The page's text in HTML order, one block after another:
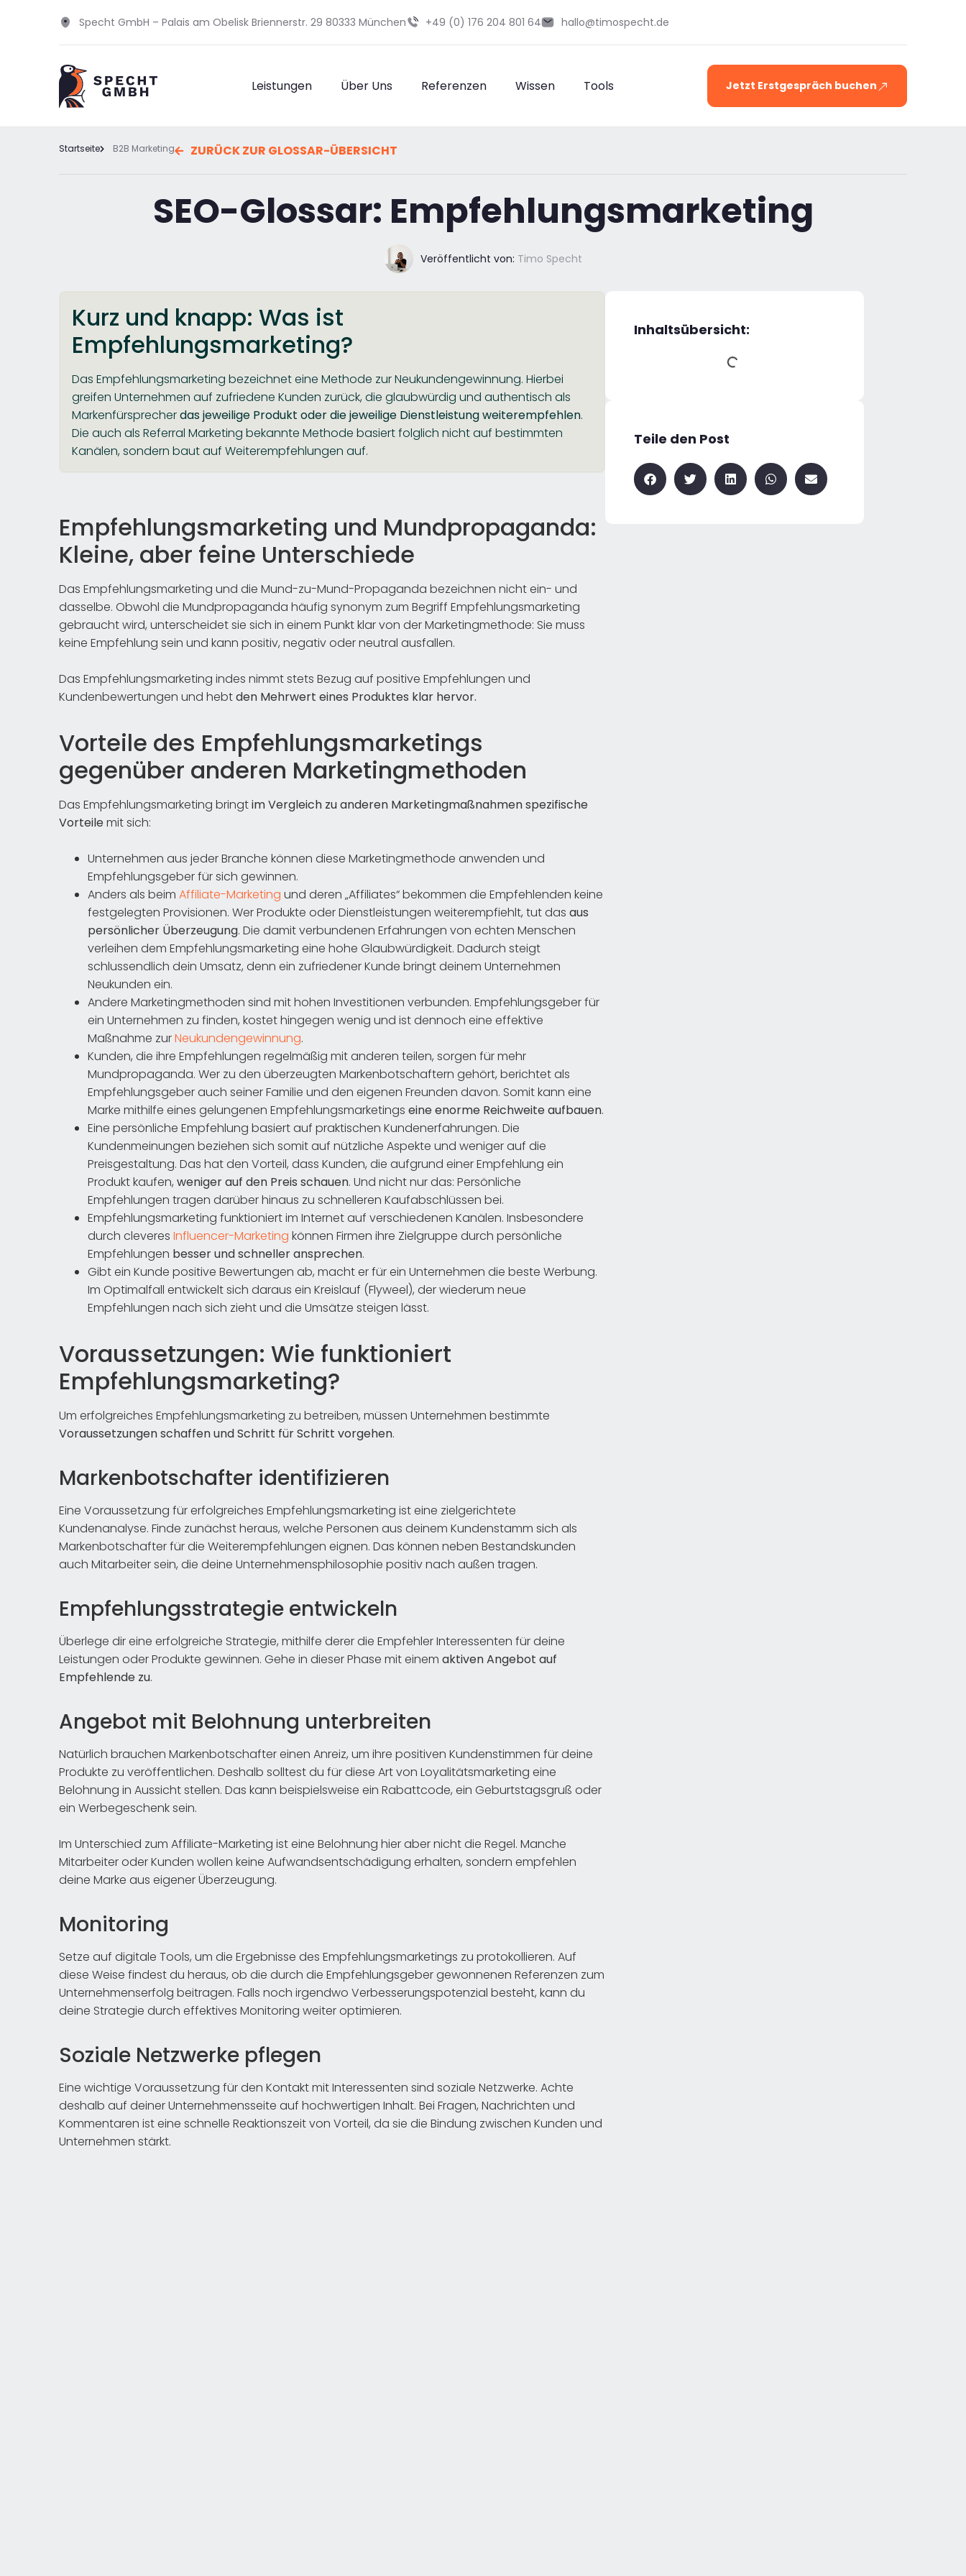
Specht GmbH – Palais am Obelisk Briennerstr. 29 80333 München +49 (0) 176 204 801 64 hallo@timospecht.de
Leistungen Über Uns Referenzen Wissen Tools Jetzt Erstgespräch buchen
Startseite B2B Marketing ZURÜCK ZUR GLOSSAR-ÜBERSICHT
SEO-Glossar: Empfehlungsmarketing
Veröffentlicht von: Timo Specht
Kurz und knapp: Was ist
Empfehlungsmarketing?
Das Empfehlungsmarketing bezeichnet eine Methode zur Neukundengewinnung. Hierbei
greifen Unternehmen auf zufriedene Kunden zurück, die glaubwürdig und authentisch als
Markenfürsprecherdas jeweilige Produkt oder die jeweilige Dienstleistung weiterempfehlen.
Die auch als Referral Marketing bekannte Methode basiert folglich nicht auf bestimmten
Kanälen, sondern baut auf Weiterempfehlungen auf.
Empfehlungsmarketing und Mundpropaganda:
Kleine, aber feine Unterschiede
Das Empfehlungsmarketing und die Mund-zu-Mund-Propaganda bezeichnen nicht ein- und
dasselbe. Obwohl die Mundpropaganda häufig synonym zum Begriff Empfehlungsmarketing
gebraucht wird, unterscheidet sie sich in einem Punkt klar von der Marketingmethode: Sie muss
keine Empfehlung sein und kann positiv, negativ oder neutral ausfallen.
Das Empfehlungsmarketing indes nimmt stets Bezug auf positive Empfehlungen und
Kundenbewertungen und hebtden Mehrwert eines Produktes klar hervor.
Vorteile des Empfehlungsmarketings
gegenüber anderen Marketingmethoden
Das Empfehlungsmarketing bringtim Vergleich zu anderen Marketingmaßnahmen spezifische
Vorteilemit sich:
Unternehmen aus jeder Branche können diese Marketingmethode anwenden und
Empfehlungsgeber für sich gewinnen.
Anders als beim Affiliate-Marketing und deren „Affiliates“ bekommen die Empfehlenden keine
festgelegten Provisionen. Wer Produkte oder Dienstleistungen weiterempfiehlt, tut das aus
persönlicher Überzeugung. Die damit verbundenen Erfahrungen von echten Menschen
verleihen dem Empfehlungsmarketing eine hohe Glaubwürdigkeit. Dadurch steigt
schlussendlich dein Umsatz, denn ein zufriedener Kunde bringt deinem Unternehmen
Neukunden ein.
Andere Marketingmethoden sind mit hohen Investitionen verbunden. Empfehlungsgeber für
ein Unternehmen zu finden, kostet hingegen wenig und ist dennoch eine effektive
Maßnahme zurNeukundengewinnung.
Kunden, die ihre Empfehlungen regelmäßig mit anderen teilen, sorgen für mehr
Mundpropaganda. Wer zu den überzeugten Markenbotschaftern gehört, berichtet als
Empfehlungsgeber auch seiner Familie und den eigenen Freunden davon. Somit kann eine
Marke mithilfe eines gelungenen Empfehlungsmarketings eine enorme Reichweite aufbauen.
Eine persönliche Empfehlung basiert auf praktischen Kundenerfahrungen. Die
Kundenmeinungen beziehen sich somit auf nützliche Aspekte und weniger auf die
Preisgestaltung. Das hat den Vorteil, dass Kunden, die aufgrund einer Empfehlung ein
Produkt kaufen, weniger auf den Preis schauen. Und nicht nur das: Persönliche
Empfehlungen tragen darüber hinaus zu schnelleren Kaufabschlüssen bei.
Empfehlungsmarketing funktioniert im Internet auf verschiedenen Kanälen. Insbesondere
durch cleveres Influencer-Marketing können Firmen ihre Zielgruppe durch persönliche
Empfehlungen besser und schneller ansprechen.
Gibt ein Kunde positive Bewertungen ab, macht er für ein Unternehmen die beste Werbung.
Im Optimalfall entwickelt sich daraus ein Kreislauf (Flyweel), der wiederum neue
Empfehlungen nach sich zieht und die Umsätze steigen lässt.
Voraussetzungen: Wie funktioniert
Empfehlungsmarketing?
Um erfolgreiches Empfehlungsmarketing zu betreiben, müssen Unternehmen bestimmte
Voraussetzungen schaffen und Schritt für Schritt vorgehen.
Markenbotschafter identifizieren
Eine Voraussetzung für erfolgreiches Empfehlungsmarketing ist eine zielgerichtete
Kundenanalyse. Finde zunächst heraus, welche Personen aus deinem Kundenstamm sich als
Markenbotschafter für die Weiterempfehlungen eignen. Das können neben Bestandskunden
auch Mitarbeiter sein, die deine Unternehmensphilosophie positiv nach außen tragen.
Empfehlungsstrategie entwickeln
Überlege dir eine erfolgreiche Strategie, mithilfe derer die Empfehler Interessenten für deine
Leistungen oder Produkte gewinnen. Gehe in dieser Phase mit einem aktiven Angebot auf
Empfehlende zu.
Angebot mit Belohnung unterbreiten
Natürlich brauchen Markenbotschafter einen Anreiz, um ihre positiven Kundenstimmen für deine
Produkte zu veröffentlichen. Deshalb solltest du für diese Art von Loyalitätsmarketing eine
Belohnung in Aussicht stellen. Das kann beispielsweise ein Rabattcode, ein Geburtstagsgruß oder
ein Werbegeschenk sein.
Im Unterschied zum Affiliate-Marketing ist eine Belohnung hier aber nicht die Regel. Manche
Mitarbeiter oder Kunden wollen keine Aufwandsentschädigung erhalten, sondern empfehlen
deine Marke aus eigener Überzeugung.
Monitoring
Setze auf digitale Tools, um die Ergebnisse des Empfehlungsmarketings zu protokollieren. Auf
diese Weise findest du heraus, ob die durch die Empfehlungsgeber gewonnenen Referenzen zum
Unternehmenserfolg beitragen. Falls noch irgendwo Verbesserungspotenzial besteht, kann du
deine Strategie durch effektives Monitoring weiter optimieren.
Soziale Netzwerke pflegen
Eine wichtige Voraussetzung für den Kontakt mit Interessenten sind soziale Netzwerke. Achte
deshalb auf deiner Unternehmensseite auf hochwertigen Inhalt. Bei Fragen, Nachrichten und
Kommentaren ist eine schnelle Reaktionszeit von Vorteil, da sie die Bindung zwischen Kunden und
Unternehmen stärkt.
Inhaltsübersicht:
Teile den Post